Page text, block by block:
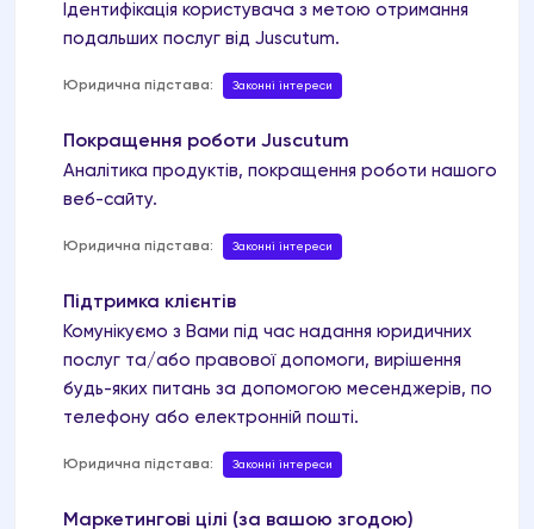
Ідентифікація користувача з метою отримання
подальших послуг від Juscutum.
Юридична підстава: Законні інтереси
Покращення роботи Juscutum
Аналітика продуктів, покращення роботи нашого
веб-сайту.
Юридична підстава: Законні інтереси
Підтримка клієнтів
Комунікуємо з Вами під час надання юридичних
послуг та/або правової допомоги, вирішення
будь-яких питань за допомогою месенджерів, по
телефону або електронній пошті.
Юридична підстава: Законні інтереси
Маркетингові цілі (за вашою згодою)